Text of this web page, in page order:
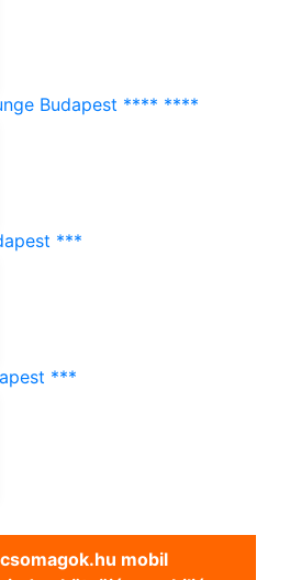
Budapest **** ****
***
***
mobil